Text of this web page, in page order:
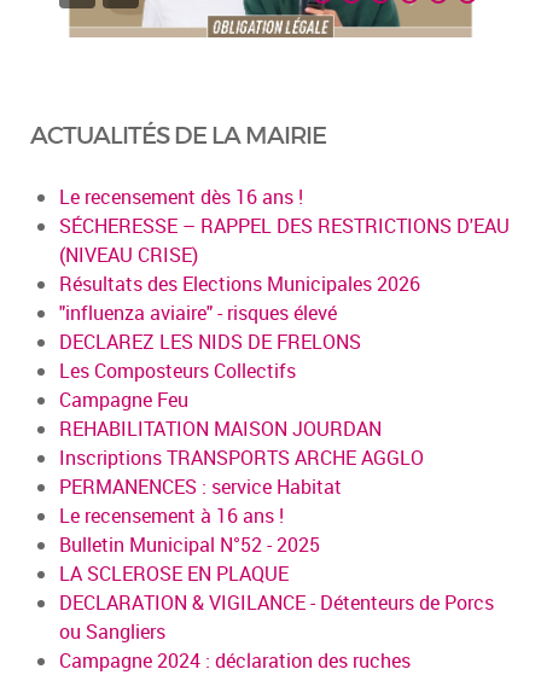
ACTUALITÉS DE LA MAIRIE
Le recensement dès 16 ans !
SÉCHERESSE – RAPPEL DES RESTRICTIONS D'EAU
(NIVEAU CRISE)
Résultats des Elections Municipales 2026
"influenza aviaire" - risques élevé
DECLAREZ LES NIDS DE FRELONS
Les Composteurs Collectifs
Campagne Feu
REHABILITATION MAISON JOURDAN
Inscriptions TRANSPORTS ARCHE AGGLO
PERMANENCES : service Habitat
Le recensement à 16 ans !
Bulletin Municipal N°52 - 2025
LA SCLEROSE EN PLAQUE
DECLARATION & VIGILANCE - Détenteurs de Porcs
ou Sangliers
Campagne 2024 : déclaration des ruches